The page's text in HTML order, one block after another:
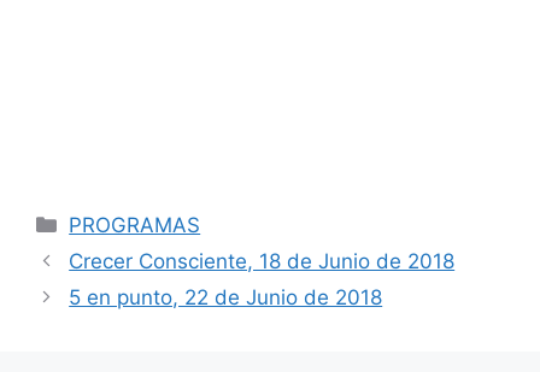
Categorías
PROGRAMAS
Navegación
de
entradas
Crecer Consciente, 18 de Junio de 2018
5 en punto, 22 de Junio de 2018